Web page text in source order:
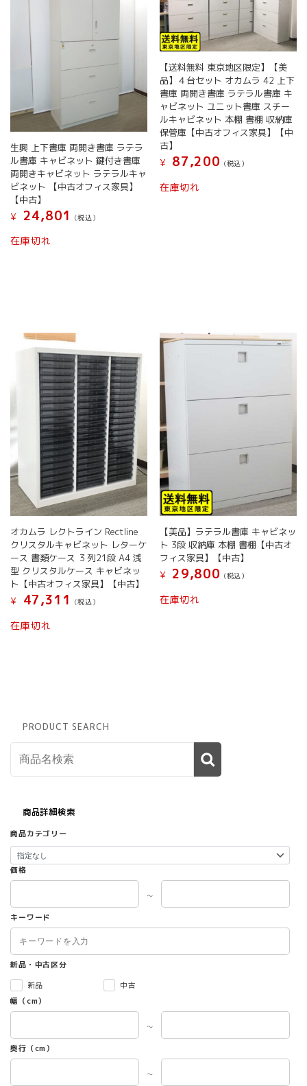
生興 上下書庫 両開き書庫 ラテラ
ル書庫 キャビネット 鍵付き書庫
両開きキャビネット ラテラルキャ
ビネット 【中古オフィス家具】
【中古】
¥
24,801 (税込）
在庫切れ
【送料無料 東京地区限定】【美
品】４台セット オカムラ 42 上下
書庫 両開き書庫 ラテラル書庫 キ
ャビネット ユニット書庫 スチー
ルキャビネット 本棚 書棚 収納庫
保管庫【中古オフィス家具】【中
古】
¥
87,200 (税込）
在庫切れ
オカムラ レクトライン Rectline
クリスタルキャビネット レターケ
ース 書類ケース ３列21段 A4 浅
型 クリスタルケース キャビネッ
ト【中古オフィス家具】【中古】
¥
47,311 (税込）
在庫切れ
【美品】ラテラル書庫 キャビネッ
ト 3段 収納庫 本棚 書棚【中古オ
フィス家具】【中古】
¥ 29,800 (税込）
在庫切れ
PRODUCT SEARCH
商品詳細検索
商品カテゴリー
価格
～
キーワード
新品・中古区分
新品
中古
幅（cm）
～
奥行（cm）
～